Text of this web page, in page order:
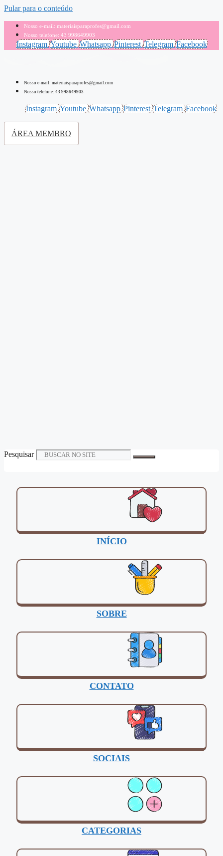
Pular para o conteúdo
Nosso e-mail: materiaisparaprofes@gmail.com
Nosso telefone: 43 998649903
Instagram Youtube Whatsapp Pinterest Telegram Facebook
Nosso e-mail: materiaisparaprofes@gmail.com
Nosso telefone: 43 998649903
Instagram Youtube Whatsapp Pinterest Telegram Facebook
ÁREA MEMBRO
Pesquisar
INÍCIO
SOBRE
CONTATO
SOCIAIS
CATEGORIAS